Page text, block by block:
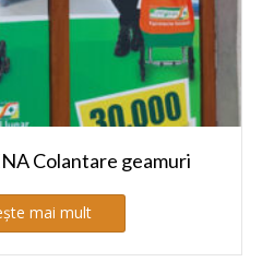
Colantare geamuri
mai mult